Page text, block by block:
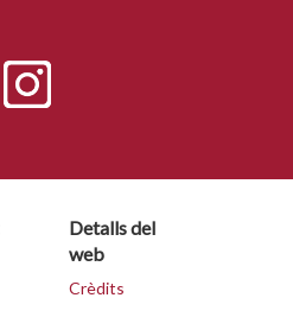
Detalls del
web
Crèdits